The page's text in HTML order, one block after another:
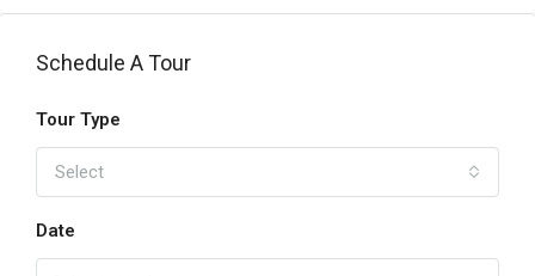
Schedule A Tour
Tour Type
Select
Date